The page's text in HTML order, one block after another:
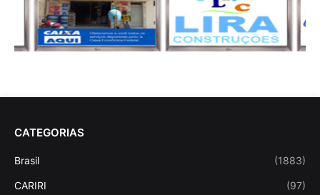
CATEGORIAS
Brasil (1883)
CARIRI (97)